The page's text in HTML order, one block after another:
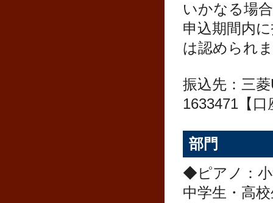
いかなる場
申込期間内
は認められ
振込先：三
1633471【
部門
◆ピアノ：小
中学生・高